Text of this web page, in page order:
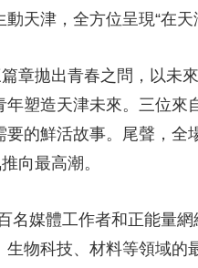
天津，全方位呈現“在天
拋出青春之問，以未
塑造天津未來。三位來
的鮮活故事。尾聲，全
向最高潮。
媒體工作者和正能量網
物科技、材料等領域的